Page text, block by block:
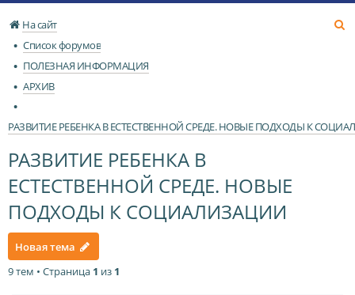
На сайт
Список форумов
ПОЛЕЗНАЯ ИНФОРМАЦИЯ
АРХИВ
РАЗВИТИЕ РЕБЕНКА В ЕСТЕСТВЕННОЙ СРЕДЕ. НОВЫЕ ПОДХОДЫ К
РАЗВИТИЕ РЕБЕНКА В
ЕСТЕСТВЕННОЙ СРЕДЕ. НОВЫЕ
ПОДХОДЫ К СОЦИАЛИЗАЦИИ
Новая тема
9 тем • Страница 1 из 1